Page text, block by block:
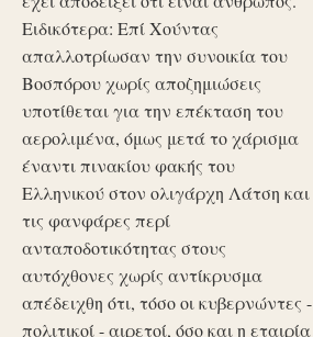
Ειδικότερα: Επί Χούντας
απαλλοτρίωσαν την συνοικία του
Βοσπόρου χωρίς αποζημιώσεις
υποτίθεται για την επέκταση του
αερολιμένα, όμως μετά το χάρισμα
έναντι πινακίου φακής του
Ελληνικού στον ολιγάρχη Λάτση και
τις φανφάρες περί
ανταποδοτικότητας στους
αυτόχθονες χωρίς αντίκρυσμα
απέδειχθη ότι, τόσο οι κυβερνώντες -
πολιτικοί - αιρετοί, όσο και η εταιρία